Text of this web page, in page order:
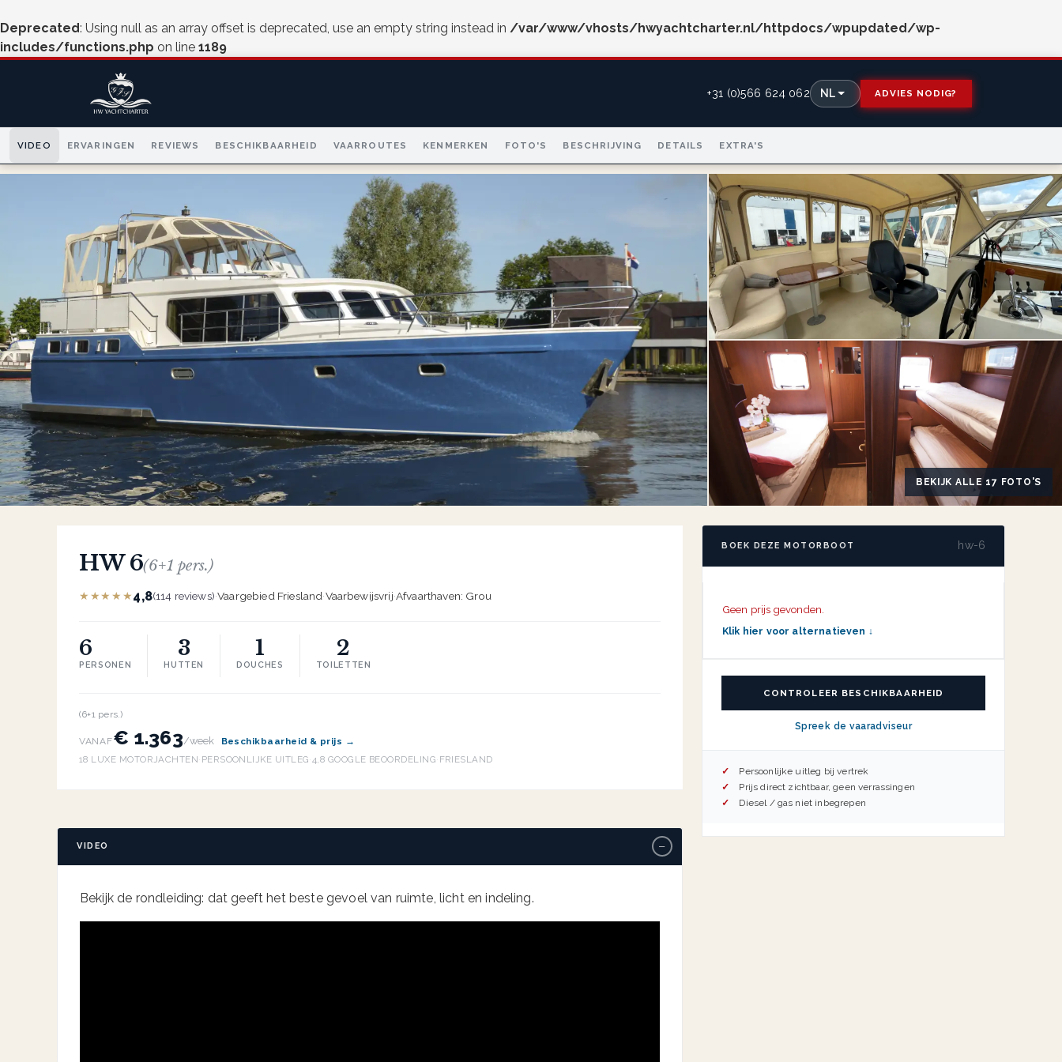
Deprecated: Using null as an array offset is deprecated, use an empty string instead in /var/www/vhosts/hwyachtcharter.nl/httpdocs/wpupdated/wp-
includes/functions.php on line 1189
+31 (0)566 624 062 NL ADVIES NODIG?
VIDEO ERVARINGEN REVIEWS BESCHIKBAARHEID VAARROUTES KENMERKEN FOTO'S BESCHRIJVING DETAILS EXTRA'S
BEKIJK ALLE 17 FOTO'S
HW 6(6+1 pers.)
★★★★★4,8(114 reviews)·Vaargebied Friesland·Vaarbewijsvrij·Afvaarthaven: Grou
6
PERSONEN
3
HUTTEN
1
DOUCHES
2
TOILETTEN
(6+1 pers.)
VANAF€ 1.363/week
Beschikbaarheid & prijs →
18 LUXE MOTORJACHTEN· PERSOONLIJKE UITLEG·4,8 GOOGLE BEOORDELING· FRIESLAND
VIDEO −
Bekijk de rondleiding: dat geeft het beste gevoel van ruimte, licht en indeling.
BOEK DEZE MOTORBOOT hw-6
Geen prijs gevonden.
Klik hier voor alternatieven ↓
CONTROLEER BESCHIKBAARHEID
Spreek de vaaradviseur
Persoonlijke uitleg bij vertrek
Prijs direct zichtbaar, geen verrassingen
Diesel / gas niet inbegrepen